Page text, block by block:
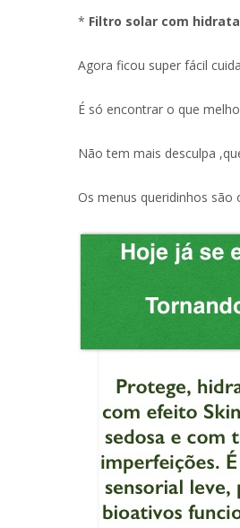
* Filtro solar com
Agora ficou super fácil
É só encontrar o que
Não tem mais desculpa
Os menus queridinhos são